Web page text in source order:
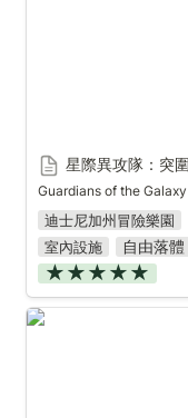
星際異攻隊：突
Guardians of the
迪士尼加州冒險樂園
室內設施
自由落體
★★★★★
水鄉溫泉鎮賽車手